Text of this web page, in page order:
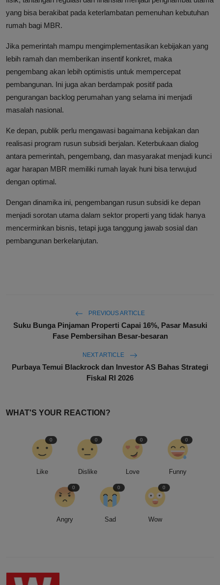
yang bisa berakibat pada keterlambatan pemenuhan kebutuhan
rumah bagi MBR.
Jika pemerintah mampu mengimplementasikan kebijakan yang
lebih ramah dan memberikan insentif konkret, maka
pengembang akan lebih optimistis untuk mempercepat
pembangunan. Ini juga akan berdampak positif pada
pengurangan backlog perumahan yang selama ini menjadi
masalah nasional.
Ke depan, publik perlu mengawasi bagaimana kebijakan dan
realisasi program rusun subsidi berjalan. Keterbukaan dialog
antara pemerintah, pengembang, dan masyarakat menjadi kunci
agar harapan MBR memiliki rumah layak huni bisa terwujud
dengan optimal.
Dengan dinamika ini, pengembangan rusun subsidi ke depan
menjadi sorotan utama dalam sektor properti yang tidak hanya
mencerminkan bisnis, tetapi juga tanggung jawab sosial dan
pembangunan berkelanjutan.
PREVIOUS ARTICLE
Suku Bunga Pinjaman Properti Capai 16%, Pasar Masuki
Fase Pembersihan Besar-besaran
NEXT ARTICLE
Purbaya Temui Blackrock dan Investor AS Bahas Strategi
Fiskal RI 2026
WHAT'S YOUR REACTION?
Like
0
Dislike
0
Love
0
Funny
0
Angry
0
Sad
0
Wow
0